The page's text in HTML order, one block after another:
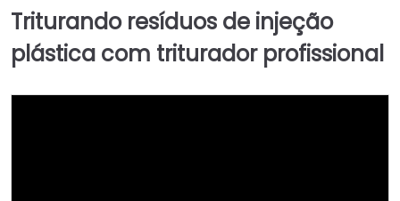
Triturando resíduos de injeção
plástica com triturador profissional